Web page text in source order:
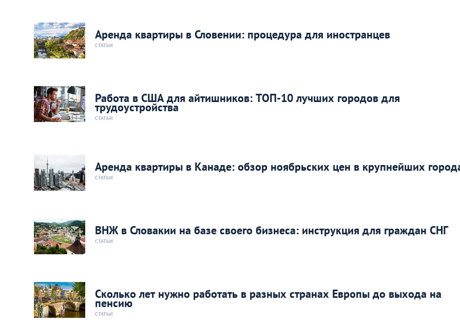
Аренда квартиры в Словении: процедура для иностранцев
СТАТЬИ
Работа в США для айтишников: ТОП-10 лучших городов для
трудоустройства
СТАТЬИ
Аренда квартиры в Канаде: обзор ноябрьских цен в крупнейших
СТАТЬИ
ВНЖ в Словакии на базе своего бизнеса: инструкция для граждан СНГ
СТАТЬИ
Сколько лет нужно работать в разных странах Европы до выхода на
пенсию
СТАТЬИ